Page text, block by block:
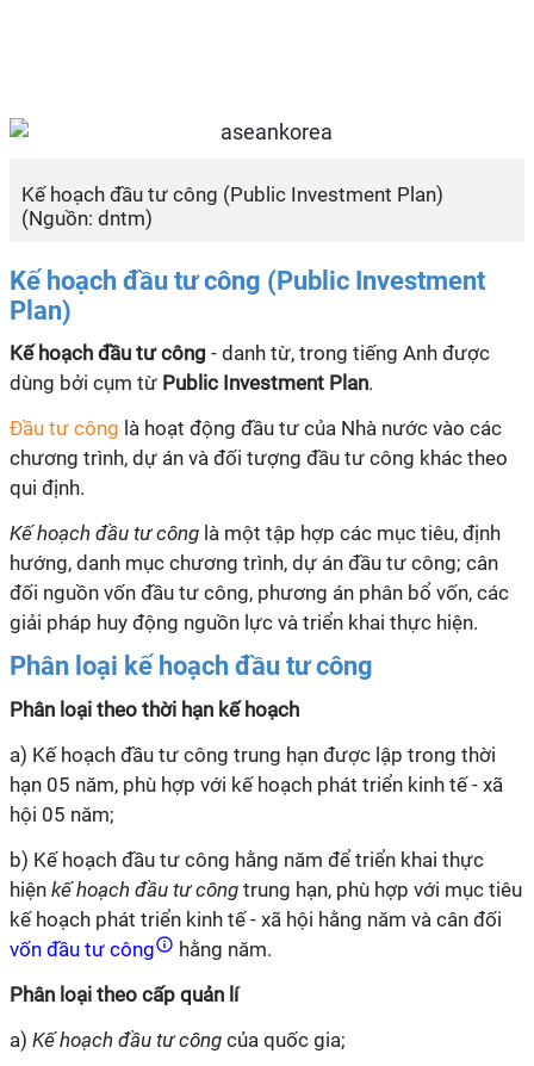
Kế hoạch đầu tư công (Public Investment Plan)
(Nguồn: dntm)
Kế hoạch đầu tư công (Public Investment
Plan)
Kế hoạch đầu tư công - danh từ, trong tiếng Anh được
dùng bởi cụm từ Public Investment Plan.
Đầu tư công là hoạt động đầu tư của Nhà nước vào các
chương trình, dự án và đối tượng đầu tư công khác theo
qui định.
Kế hoạch đầu tư công là một tập hợp các mục tiêu, định
hướng, danh mục chương trình, dự án đầu tư công; cân
đối nguồn vốn đầu tư công, phương án phân bổ vốn, các
giải pháp huy động nguồn lực và triển khai thực hiện.
Phân loại kế hoạch đầu tư công
Phân loại theo thời hạn kế hoạch
a) Kế hoạch đầu tư công trung hạn được lập trong thời
hạn 05 năm, phù hợp với kế hoạch phát triển kinh tế - xã
hội 05 năm;
b) Kế hoạch đầu tư công hằng năm để triển khai thực
hiện kế hoạch đầu tư công trung hạn, phù hợp với mục tiêu
kế hoạch phát triển kinh tế - xã hội hằng năm và cân đối
vốn đầu tư công
hằng năm.
Phân loại theo cấp quản lí
a) Kế hoạch đầu tư công của quốc gia;